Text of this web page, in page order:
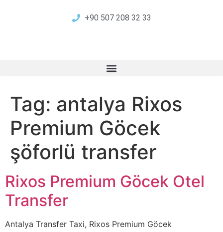
+90 507 208 32 33
Tag: antalya Rixos
Premium Göcek
şöforlü transfer
Rixos Premium Göcek Otel
Transfer
Antalya Transfer Taxi, Rixos Premium Göcek